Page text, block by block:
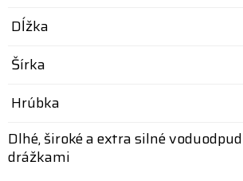
Dĺžka
Šírka
Hrúbka
Dlhé, široké a extra silné
drážkami